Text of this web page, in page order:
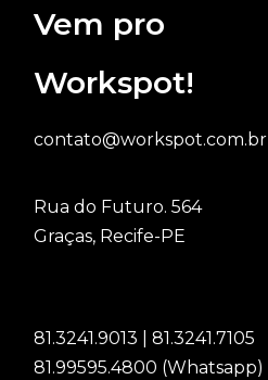
Vem pro
Workspot!
contato@workspot.com.br
Rua do Futuro. 564
Graças, Recife-PE
81.3241.9013 | 81.3241.7105
81.99595.4800 (Whatsapp)